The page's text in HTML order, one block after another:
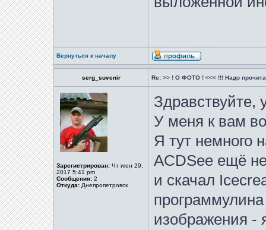
Вернуться к началу
serg_suvenir Re: >> ! О ФОТО ! <<< !!! Надо
Зарегистрирован: Чт июн 29,
2017 5:41 pm
Сообщения: 2
Откуда: Днепропетровск
Здравствуйте,
У меня к вам
Я тут немного
ACDSee ещё
и скачал
программулина
изображения -